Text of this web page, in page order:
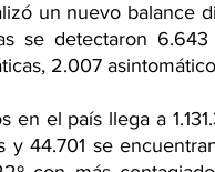
un nuevo balance
se detectaron
2.007
en el país llega a
y 44.701 se